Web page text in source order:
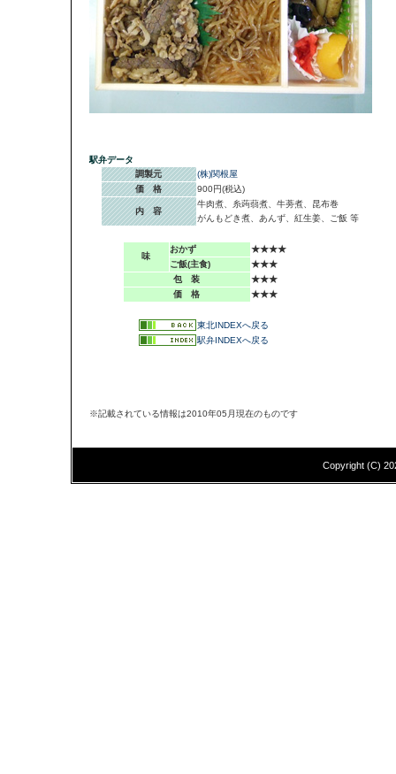
駅弁データ
調製元
(株)関根屋
価 格
900円(税込)
内 容
牛肉煮、糸蒟蒻煮、牛蒡煮、昆布巻
がんもどき煮、あんず、紅生姜、ご飯 等
味
おかず
★★★★
ご飯(主食)
★★★
包 装
★★★
価 格
★★★
東北INDEXへ戻る
駅弁INDEXへ戻る
※記載されている情報は2010年05月現在のものです
Copyright (C)